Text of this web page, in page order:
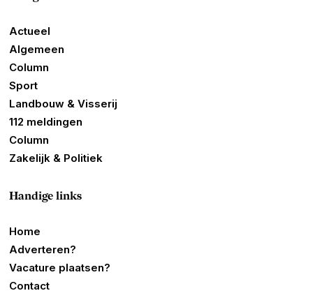
Actueel
Algemeen
Column
Sport
Landbouw & Visserij
112 meldingen
Column
Zakelijk & Politiek
Handige links
Home
Adverteren?
Vacature plaatsen?
Contact